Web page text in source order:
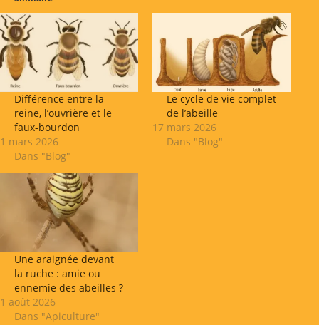
Différence entre la
reine, l’ouvrière et le
faux-bourdon
1 mars 2026
Dans "Blog"
Le cycle de vie complet
de l’abeille
17 mars 2026
Dans "Blog"
Une araignée devant
la ruche : amie ou
ennemie des abeilles ?
1 août 2026
Dans "Apiculture"